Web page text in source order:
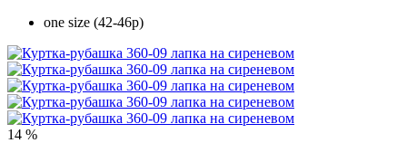
one size (42-46р)
14 %